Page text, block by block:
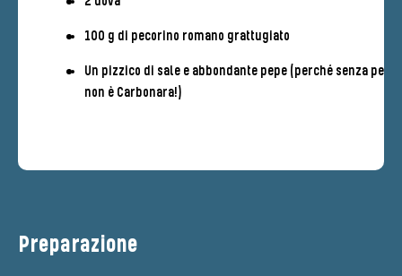
100 g di pecorino romano grattugiato
Un pizzico di sale e abbondante pepe (perché senza pepe
non è Carbonara!)
Preparazione